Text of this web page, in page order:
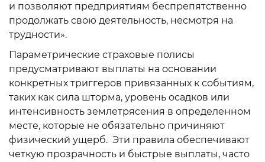
и позволяют предприятиям беспрепятственно
продолжать свою деятельность, несмотря на
трудности».
Параметрические страховые полисы
предусматривают выплаты на основании
конкретных триггеров привязанных к событиям,
таких как сила шторма, уровень осадков или
интенсивность землетрясения в определенном
месте, которые не обязательно причиняют
физический ущерб. Эти правила обеспечивают
четкую прозрачность и быстрые выплаты, часто